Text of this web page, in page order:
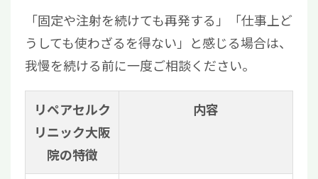
「固定や注射を続けても再発する」「仕事上ど
うしても使わざるを得ない」と感じる場合は、
我慢を続ける前に一度ご相談ください。
リペアセルク
リニック大阪
院の特徴
内容